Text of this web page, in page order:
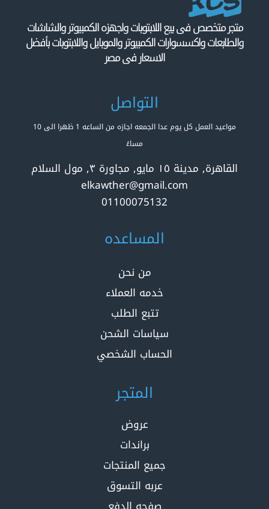
متجر متخصص فى بيع اللابتوبات واجهزه الكمبيوتر والشاشات
والطابعات واكسسوارات الكمبيوتر والموبايل واللابتوبات بأفضل
الاسعار فى مصر
التواصل
مواعيد العمل كل يوم عدا الجمعه اجازه من الساعه 1 ظهرا الى 10
مساءً
القاهرة, مدينة ١٥ مايو, مجاورة ٣, مول السلام
elkawther@gmail.com
01100075132
المساعده
من نحن
خدمه العملاء
تتبع الطلب
سياسات الشحن
الحساب الشخصي
المتجر
عروض
براندات
جميع المنتجات
عربه التسوق